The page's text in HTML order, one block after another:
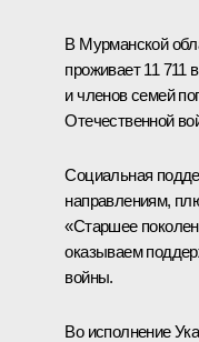
В Мурманской
проживает 11 711
и членов семей
Отечественной
Социальная
направлениям,
«Старшее
оказываем
войны.
Во исполнение